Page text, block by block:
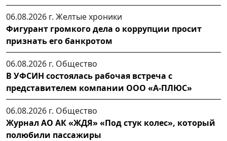
06.08.2026 г. Желтые хроники
Фигурант громкого дела о коррупции просит
признать его банкротом
06.08.2026 г. Общество
В УФСИН состоялась рабочая встреча с
представителем компании ООО «А-ПЛЮС»
06.08.2026 г. Общество
Журнал АО АК «ЖДЯ» «Под стук колес», который
полюбили пассажиры